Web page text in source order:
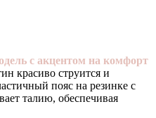
с акцентом на комфорт
красиво струится и
пояс на резинке с
талию, обеспечивая